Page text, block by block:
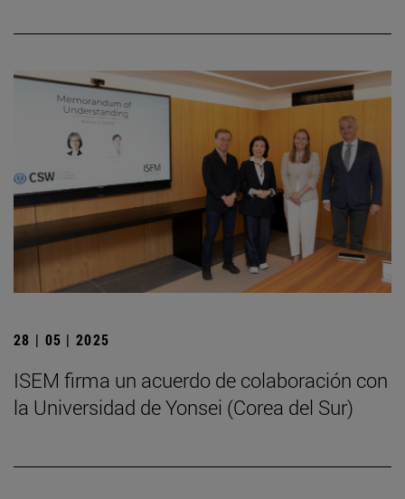
28 | 05 | 2025
ISEM firma un acuerdo de colaboración con
la Universidad de Yonsei (Corea del Sur)